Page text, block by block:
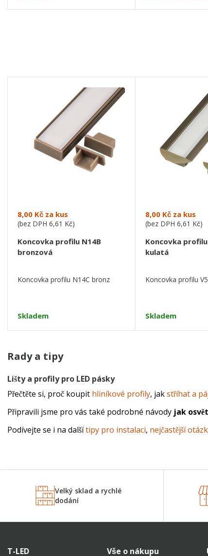
8,00 Kč za kus
(bez DPH 6,61 Kč)
Koncovka profilu N14B
bronzová
Koncovka profilu N14C bronz
Skladem
8,00 Kčza kus
(bez DPH 6,61 Kč)
Koncovka
kulatá
Koncovka profilu
Skladem
Rady a tipy
Lišty a profily pro LED pásky
Přečtěte si, proč koupit hliníkové profily, jak stříhat a
Připravili jsme pro vás také podrobné návody jak
Podívejte se i na další tipy pro instalaci, nejčastější
Velký sklad a rychlé
dodání
T-LED Vše o nákupu